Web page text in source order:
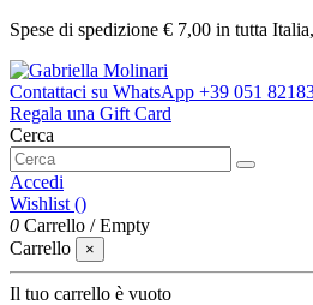
Spese di spedizione € 7,00 in tutta
Contattaci su WhatsApp +39 051
Regala una Gift Card
Cerca
Accedi
Wishlist ()
0 Carrello /Empty
Carrello
×
Il tuo carrello è vuoto